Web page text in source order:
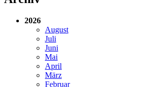
2026
August
Juli
Juni
Mai
April
März
Februar